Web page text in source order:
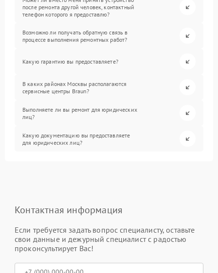
после ремонта другой человек, контактный
телефон которого я предоставлю?
Возможно ли получать обратную связь в
процессе выполнения ремонтных работ?
Какую гарантию вы предоставляете?
В каких районах Москвы располагаются
сервисные центры Braun?
Выполняете ли вы ремонт для юридических
лиц?
Какую документацию вы предоставляете
для юридических лиц?
Контактная информация
Если требуется задать вопрос специалисту, оставьте
свои данные и дежурный специалист с радостью
проконсультирует Вас!